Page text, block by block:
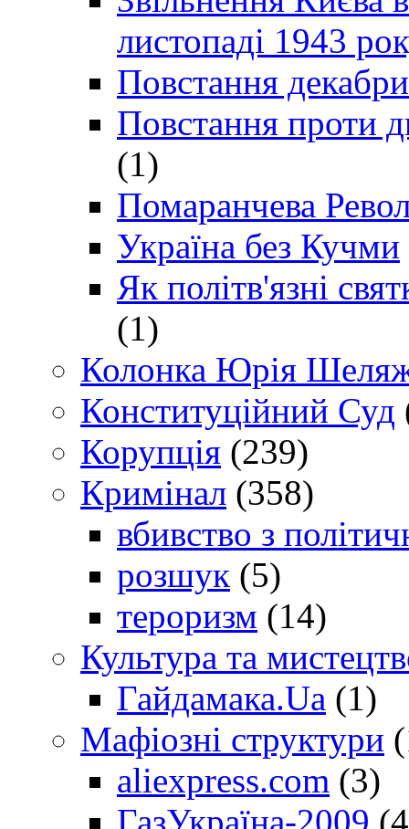
листопаді 1943
Повстання
Повстання проти
(1)
Помаранчева
Україна без Кучми
Як політв'язні
(1)
Колонка Юрія
Конституційний Суд
Корупція (239)
Кримінал (358)
вбивство з
розшук (5)
тероризм (14)
Культура та
Гайдамака.Ua (1)
Мафіозні структури
aliexpress.com (3)
ГазУкраїна-2009